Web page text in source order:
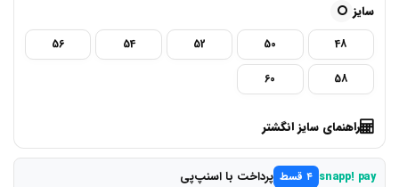
سایز
48
50
52
54
56
58
60
راهنمای سایز انگشتر
snapp! pay ۴ قسط پرداخت با اسنپ‌پی